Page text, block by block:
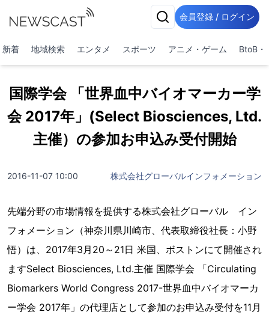
会員登録 / ログイン
新着 地域検索 エンタメ スポーツ アニメ・ゲーム BtoB・
国際学会 「世界血中バイオマーカー学
会 2017年」(Select Biosciences, Ltd.
主催）の参加お申込み受付開始
2016-11-07 10:00 株式会社グローバルインフォメーション
先端分野の市場情報を提供する株式会社グローバル イン
フォメーション（神奈川県川崎市、代表取締役社長：小野
悟）は、2017年3月20～21日 米国、ボストンにて開催され
ますSelect Biosciences, Ltd.主催 国際学会 「Circulating
Biomarkers World Congress 2017-世界血中バイオマーカ
ー学会 2017年」の代理店として参加のお申込み受付を11月